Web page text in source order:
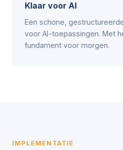
Klaar voor AI
Een schone,
voor AI-toepassingen. Met
fundament voor morgen.
IMPLEMENTATIE